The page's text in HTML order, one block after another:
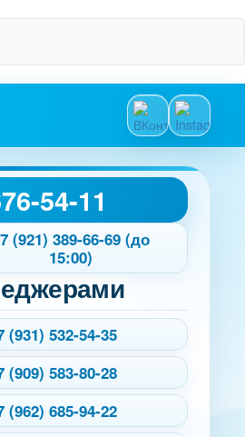
54-11
(921) 389-66-69 (до
15:00)
(931) 532-54-35
(909) 583-80-28
(962) 685-94-22